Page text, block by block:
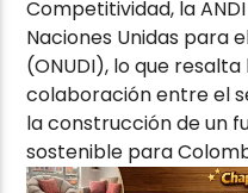
Competitividad, la
Naciones Unidas para
(ONUDI), lo que
colaboración entre el
la construcción de un
sostenible para